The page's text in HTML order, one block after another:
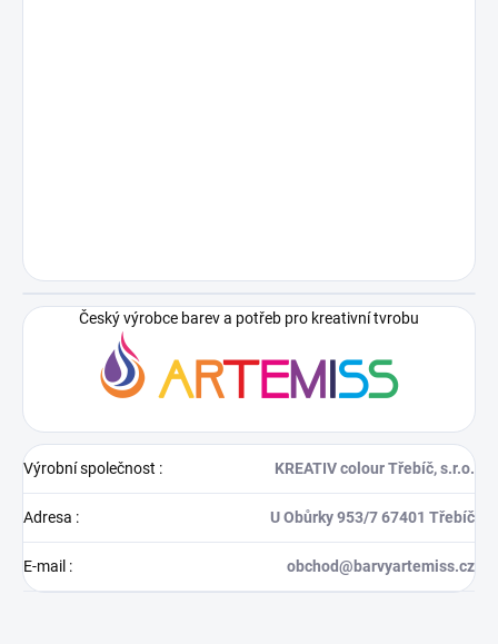
Český výrobce barev a potřeb pro kreativní tvrobu
Výrobní společnost : KREATIV colour Třebíč, s.r.o.
Adresa : U Obůrky 953/7 67401 Třebíč
E-mail : obchod@barvyartemiss.cz